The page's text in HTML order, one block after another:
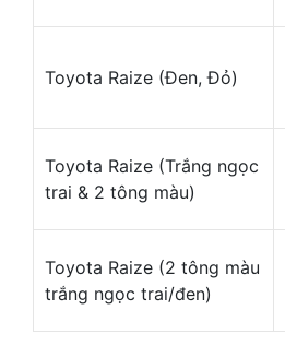
Toyota Raize (Đen, Đỏ)
Toyota Raize (Trắng ngọc
trai & 2 tông màu)
Toyota Raize (2 tông màu
trắng ngọc trai/đen)